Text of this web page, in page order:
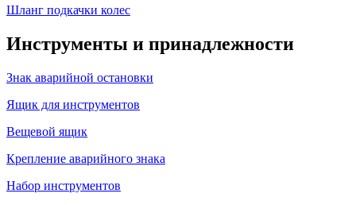
Шланг подкачки колес
Инструменты и принадлежности
Знак аварийной остановки
Ящик для инструментов
Вещевой ящик
Крепление аварийного знака
Набор инструментов